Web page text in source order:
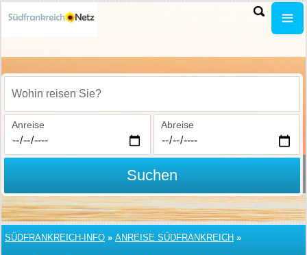
Wohin reisen Sie?
Anreise Abreise
Suchen
SÜDFRANKREICH-INFO » ANREISE SÜDFRANKREICH »